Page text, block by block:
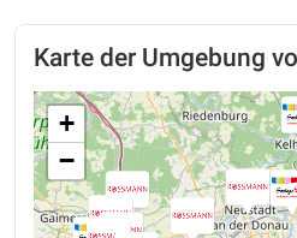
Karte der Umgebung
+
−